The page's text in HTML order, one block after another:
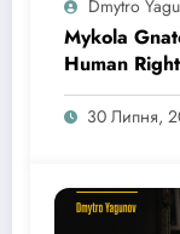
Dmytro
Mykola
Human
Committee
and30 Липня,